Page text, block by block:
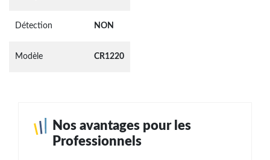
Détection NON
Modèle CR1220
Nos avantages pour les
Professionnels